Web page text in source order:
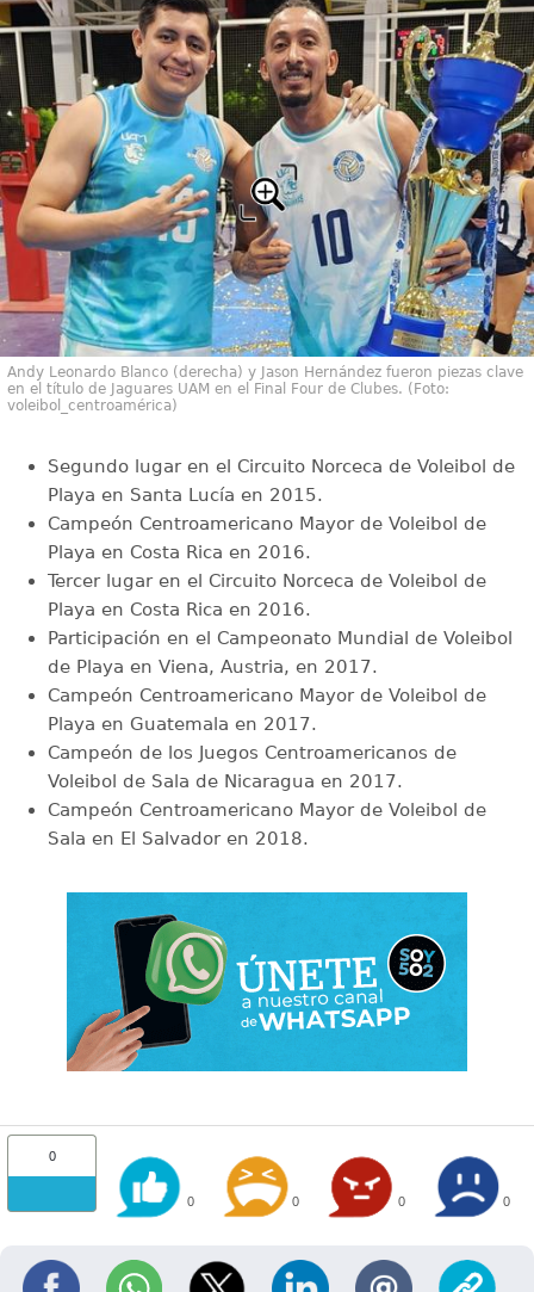
Andy Leonardo Blanco (derecha) y Jason Hernández fueron piezas clave
en el título de Jaguares UAM en el Final Four de Clubes. (Foto:
voleibol_centroamérica)
Segundo lugar en el Circuito Norceca de Voleibol de
Playa en Santa Lucía en 2015.
Campeón Centroamericano Mayor de Voleibol de
Playa en Costa Rica en 2016.
Tercer lugar en el Circuito Norceca de Voleibol de
Playa en Costa Rica en 2016.
Participación en el Campeonato Mundial de Voleibol
de Playa en Viena, Austria, en 2017.
Campeón Centroamericano Mayor de Voleibol de
Playa en Guatemala en 2017.
Campeón de los Juegos Centroamericanos de
Voleibol de Sala de Nicaragua en 2017.
Campeón Centroamericano Mayor de Voleibol de
Sala en El Salvador en 2018.
0
0 0 0 0